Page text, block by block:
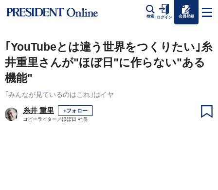
検索 ログイン 会員登録
｢YouTubeとは違う世界をつくりたい｣糸
井重里さんが"ほぼ日"に作らない"ある
機能"
｢みんなが見ているのはこれ｣はイヤ
糸井 重里 +フォロー
コピーライター／ほぼ日 社長